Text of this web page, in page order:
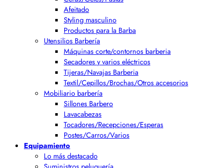
Afeitado
Styling masculino
Productos para la Barba
Utensilios Barbería
Máquinas corte/contornos barberia
Secadores y varios eléctricos
Tijeras/Navajas Barberia
Textil/Cepillos/Brochas/Otros accesorios
Mobiliario barbería
Sillones Barbero
Lavacabezas
Tocadores/Recepciones/Esperas
Postes/Carros/Varios
Equipamiento
Lo más destacado